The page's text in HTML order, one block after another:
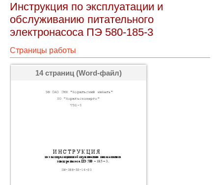
Инструкция по эксплуатации и
обслуживанию питательного
электронасоса ПЭ 580-185-3
Страницы работы
14 страниц (Word-файл)